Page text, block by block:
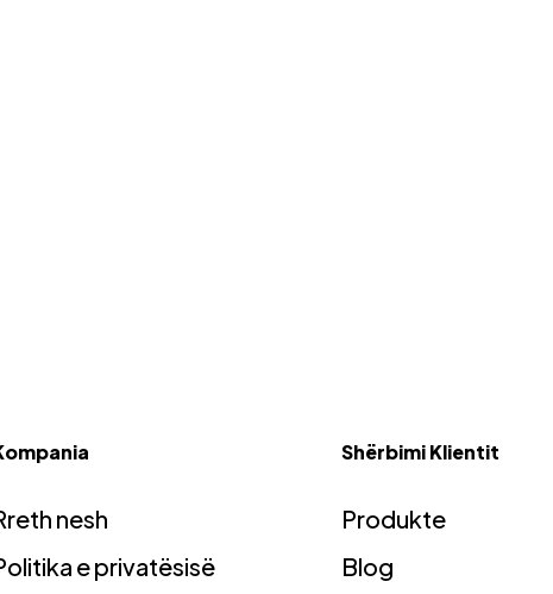
nesh
e privatësisë
Shërbimi Klientit
Produkte
Blog